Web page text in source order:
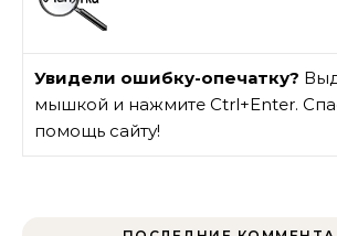
Увидели ошибку-опечатку?
мышкой и нажмите Ctrl+Enter.
помощь сайту!